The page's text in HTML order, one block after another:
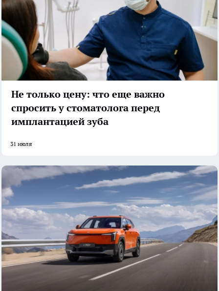
Не только цену: что еще важно
спросить у стоматолога перед
имплантацией зуба
31 июля